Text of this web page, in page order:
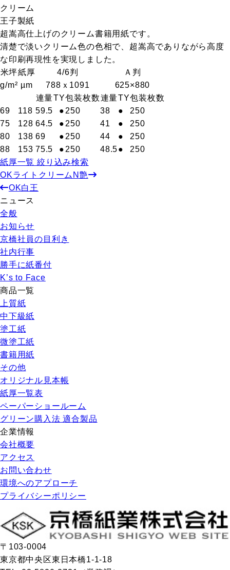
クリーム
王子製紙
超嵩高仕上げのクリーム書籍用紙です。
清楚で淡いクリーム色の色相で、超嵩高でありながら高度
な印刷再現性を実現しました。
米坪
g/m²
紙厚
µm
4/6判
788ｘ1091
Ａ判
625×880
連量TY包装枚数連量TY包装枚数
69
118 59.5 ● 250 38 ●
250
75
128 64.5 ● 250 41 ●
250
80
138 69 ● 250 44 ●
250
88
153 75.5 ● 250 48.5●
250
紙厚一覧 絞り込み検索
OKライトクリームN艶
OK白王
ニュース
全般
お知らせ
京橋社員の目利き
社内行事
勝手に紙番付
K’s to Face
商品一覧
上質紙
中下級紙
塗工紙
微塗工紙
書籍用紙
その他
オリジナル見本帳
紙厚一覧表
ペーパーショールーム
グリーン購入法 適合製品
企業情報
会社概要
アクセス
お問い合わせ
環境へのアプローチ
プライバシーポリシー
〒103-0004
東京都中央区東日本橋1-1-18